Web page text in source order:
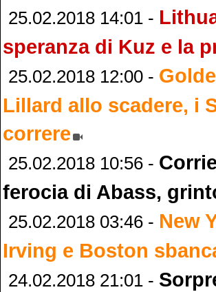
25.02.2018 14:01 -
speranza di Kuz e la
25.02.2018 12:00 -
Lillard allo scadere, i
correre
25.02.2018 10:56 -
ferocia di Abass,
25.02.2018 03:46 - New
Irving e Boston
24.02.2018 21:01 -